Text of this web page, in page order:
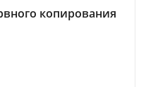
копирования